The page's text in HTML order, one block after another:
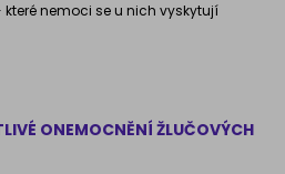
nemoci se u nich vyskytují
ONEMOCNĚNÍ ŽLUČOVÝCH